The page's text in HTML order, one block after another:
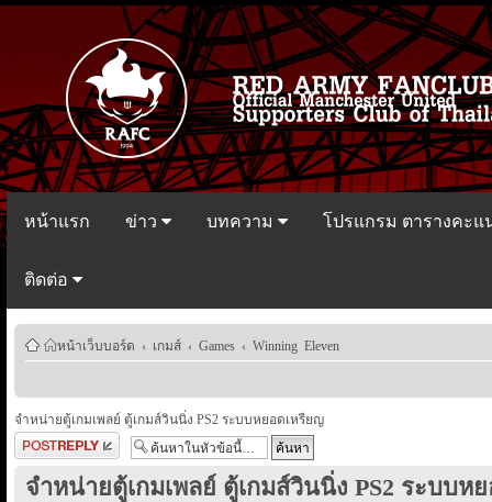
หน้าแรก ข่าว บทความ โปรแกรม ตารางคะ
ติดต่อ
หน้าเว็บบอร์ด ‹ เกมส์ ‹ Games ‹ Winning Eleven
จำหน่ายตู้เกมเพลย์ ตู้เกมส์วินนิ่ง PS2 ระบบหยอดเหรียญ
ตอบกระทู้
จำหน่ายตู้เกมเพลย์ ตู้เกมส์วินนิ่ง PS2 ระบบห